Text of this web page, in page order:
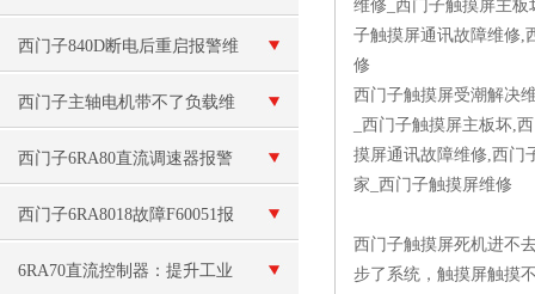
全面解析与解决方案
西门子840D断电后重启报警维
修
西门子主轴电机带不了负载维
修
西门子6RA80直流调速器报警
F60300代码故障
西门子6RA8018故障F60051报
警维修
6RA70直流控制器：提升工业
维修_西门子触摸屏主
子触摸屏通讯故障维修,
修
西门子触摸屏受潮解决
_西门子触摸屏主板坏,
摸屏通讯故障维修,西门
家_西门子触摸屏维修
西门子触摸屏死机进不
步了系统，触摸屏触摸